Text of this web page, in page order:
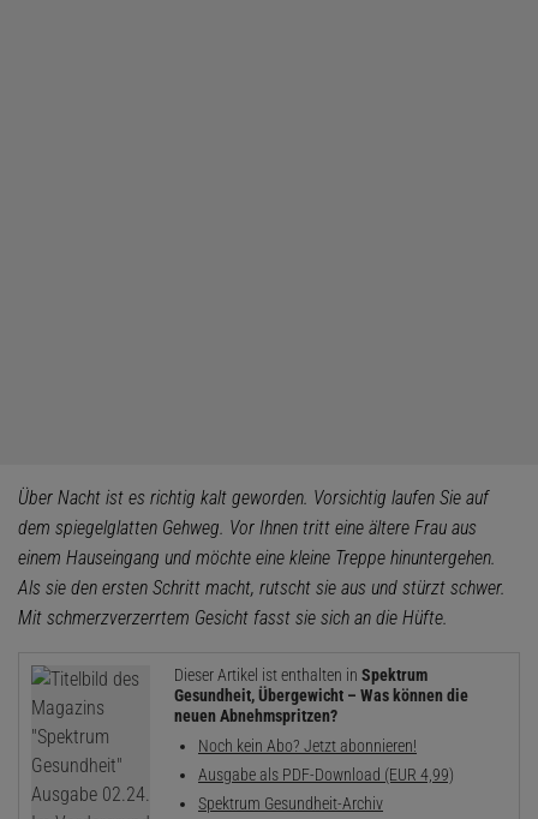
Über Nacht ist es richtig kalt geworden. Vorsichtig laufen Sie auf
dem spiegelglatten Gehweg. Vor Ihnen tritt eine ältere Frau aus
einem Hauseingang und möchte eine kleine Treppe hinuntergehen.
Als sie den ersten Schritt macht, rutscht sie aus und stürzt schwer.
Mit schmerzverzerrtem Gesicht fasst sie sich an die Hüfte.
Dieser Artikel ist enthalten in Spektrum
Gesundheit, Übergewicht – Was können die
neuen Abnehmspritzen?
Noch kein Abo? Jetzt abonnieren!
Ausgabe als PDF-Download (EUR 4,99)
Spektrum Gesundheit-Archiv